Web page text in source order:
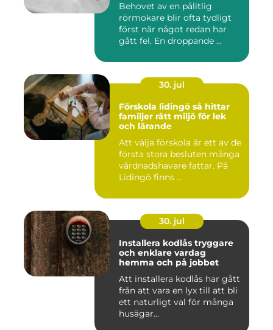
Behovet av en pålitlig
rörmokare blir ofta tydligt
först när något redan har
gått fel. En droppande ...
30. jul
Förskola lidingö så hittar
familjer rätt miljö för lek
och lärande
Att välja förskola är ett av de
första stora besluten många
vårdnadshavare fattar. På
Lidingö finns ...
30. jul
Installera kodlås tryggare
och enklare vardag
hemma och på jobbet
Att installera kodlås har gått
från att vara en lyx till att bli
ett naturligt val för många
husägar...